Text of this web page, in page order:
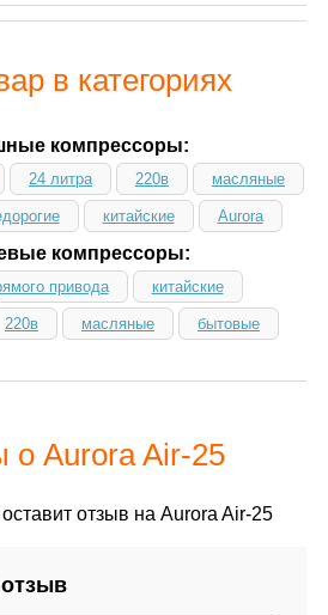
в категориях
компрессоры:
24 литра 220в масляные
китайские Aurora
компрессоры:
привода китайские
220в масляные бытовые
о Aurora Air-25
отзыв на Aurora Air-25